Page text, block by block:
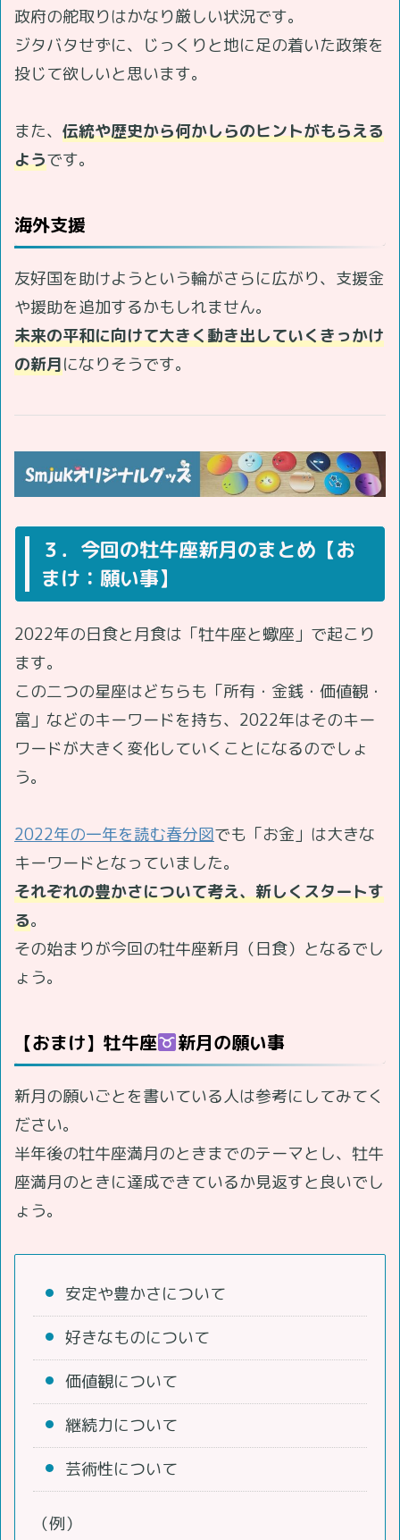
政府の舵取りはかなり厳しい状況です。
ジタバタせずに、じっくりと地に足の着いた政策を
投じて欲しいと思います。
また、 伝統や歴史から何かしらのヒントがもらえる
ようです。
海外支援
友好国を助けようという輪がさらに広がり、支援金
や援助を追加するかもしれません。
未来の平和に向けて大きく動き出していくきっかけ
の新月になりそうです。
３．今回の牡牛座新月のまとめ【お
まけ：願い事】
2022年の日食と月食は「牡牛座と蠍座」で起こり
ます。
この二つの星座はどちらも「所有・金銭・価値観・
富」などのキーワードを持ち、2022年はそのキー
ワードが大きく変化していくことになるのでしょ
う。
2022年の一年を読む春分図でも「お金」は大きな
キーワードとなっていました。
それぞれの豊かさについて考え、新しくスタートす
る。
その始まりが今回の牡牛座新月（日食）となるでし
ょう。
【おまけ】牡牛座 新月の願い事
新月の願いごとを書いている人は参考にしてみてく
ださい。
半年後の牡牛座満月のときまでのテーマとし、牡牛
座満月のときに達成できているか見返すと良いでし
ょう。
安定や豊かさについて
好きなものについて
価値観について
継続力について
芸術性について
（例）